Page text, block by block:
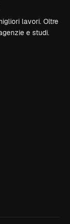
lavori. Oltre
e studi.